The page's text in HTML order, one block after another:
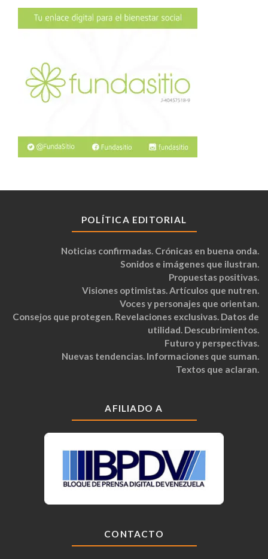
POLÍTICA EDITORIAL
Noticias confirmadas. Crónicas en buena onda.
Sonidos e imágenes que ilustran.
Propuestas positivas.
Visiones optimistas. Artículos que nutren.
Voces y personajes que orientan.
Consejos que protegen. Revelaciones exclusivas. Datos de
utilidad. Descubrimientos.
Futuro y perspectivas.
Nuevas tendencias. Informaciones que suman.
Textos que aclaran.
AFILIADO A
CONTACTO